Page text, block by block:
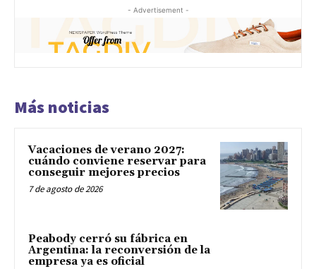
- Advertisement -
Más noticias
Vacaciones de verano 2027:
cuándo conviene reservar para
conseguir mejores precios
7 de agosto de 2026
Peabody cerró su fábrica en
Argentina: la reconversión de la
empresa ya es oficial